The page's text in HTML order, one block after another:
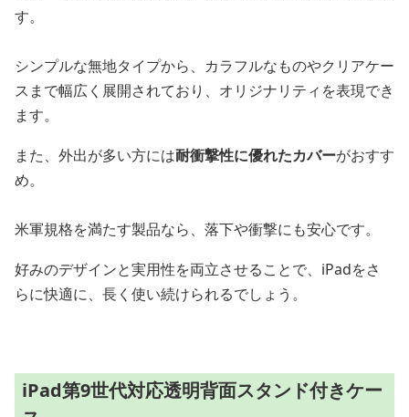
す。
シンプルな無地タイプから、カラフルなものやクリアケー
スまで幅広く展開されており、オリジナリティを表現でき
ます。
また、外出が多い方には耐衝撃性に優れたカバーがおすす
め。
米軍規格を満たす製品なら、落下や衝撃にも安心です。
好みのデザインと実用性を両立させることで、iPadをさ
らに快適に、長く使い続けられるでしょう。
iPad第9世代対応透明背面スタンド付きケー